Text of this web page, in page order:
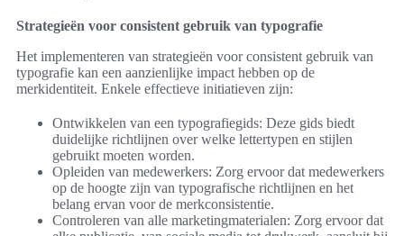
Strategieën voor consistent gebruik van typografie
Het implementeren van strategieën voor consistent gebruik van
typografie kan een aanzienlijke impact hebben op de
merkidentiteit. Enkele effectieve initiatieven zijn:
Ontwikkelen van een typografiegids: Deze gids biedt
duidelijke richtlijnen over welke lettertypen en stijlen
gebruikt moeten worden.
Opleiden van medewerkers: Zorg ervoor dat medewerkers
op de hoogte zijn van typografische richtlijnen en het
belang ervan voor de merkconsistentie.
Controleren van alle marketingmaterialen: Zorg ervoor dat